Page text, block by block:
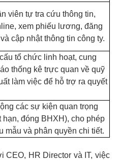
viên tự tra cứu thông tin,
xem phiếu lương, đăng
cập nhật thông tin công ty.
tổ chức linh hoạt, cung
thống kê trực quan về quỹ
làm việc để hỗ trợ ra quyết
các sự kiện quan trọng
hạn, đóng BHXH), cho phép
mẫu và phân quyền chi tiết.
CEO, HR Director và IT, việc